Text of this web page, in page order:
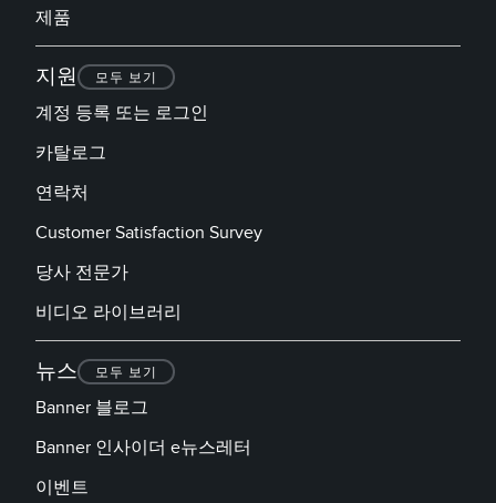
제품
지원 모두 보기
계정 등록 또는 로그인
카탈로그
연락처
Customer Satisfaction Survey
당사 전문가
비디오 라이브러리
뉴스 모두 보기
Banner 블로그
Banner 인사이더 e뉴스레터
이벤트